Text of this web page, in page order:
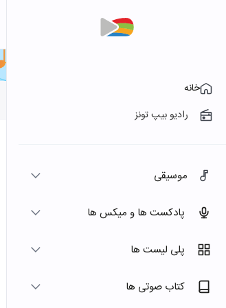
خانه
رادیو بیپ تونز
موسیقی
پادکست ها و میکس ها
پلی لیست ها
کتاب صوتی ها